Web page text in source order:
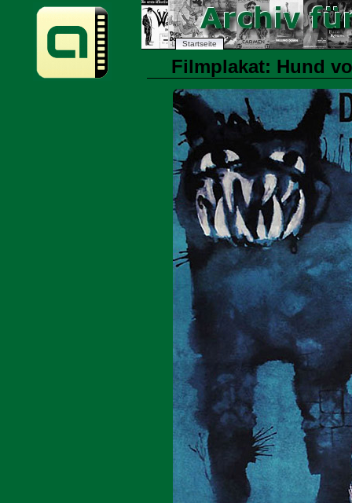
Startseite
Filmplakat: Hund